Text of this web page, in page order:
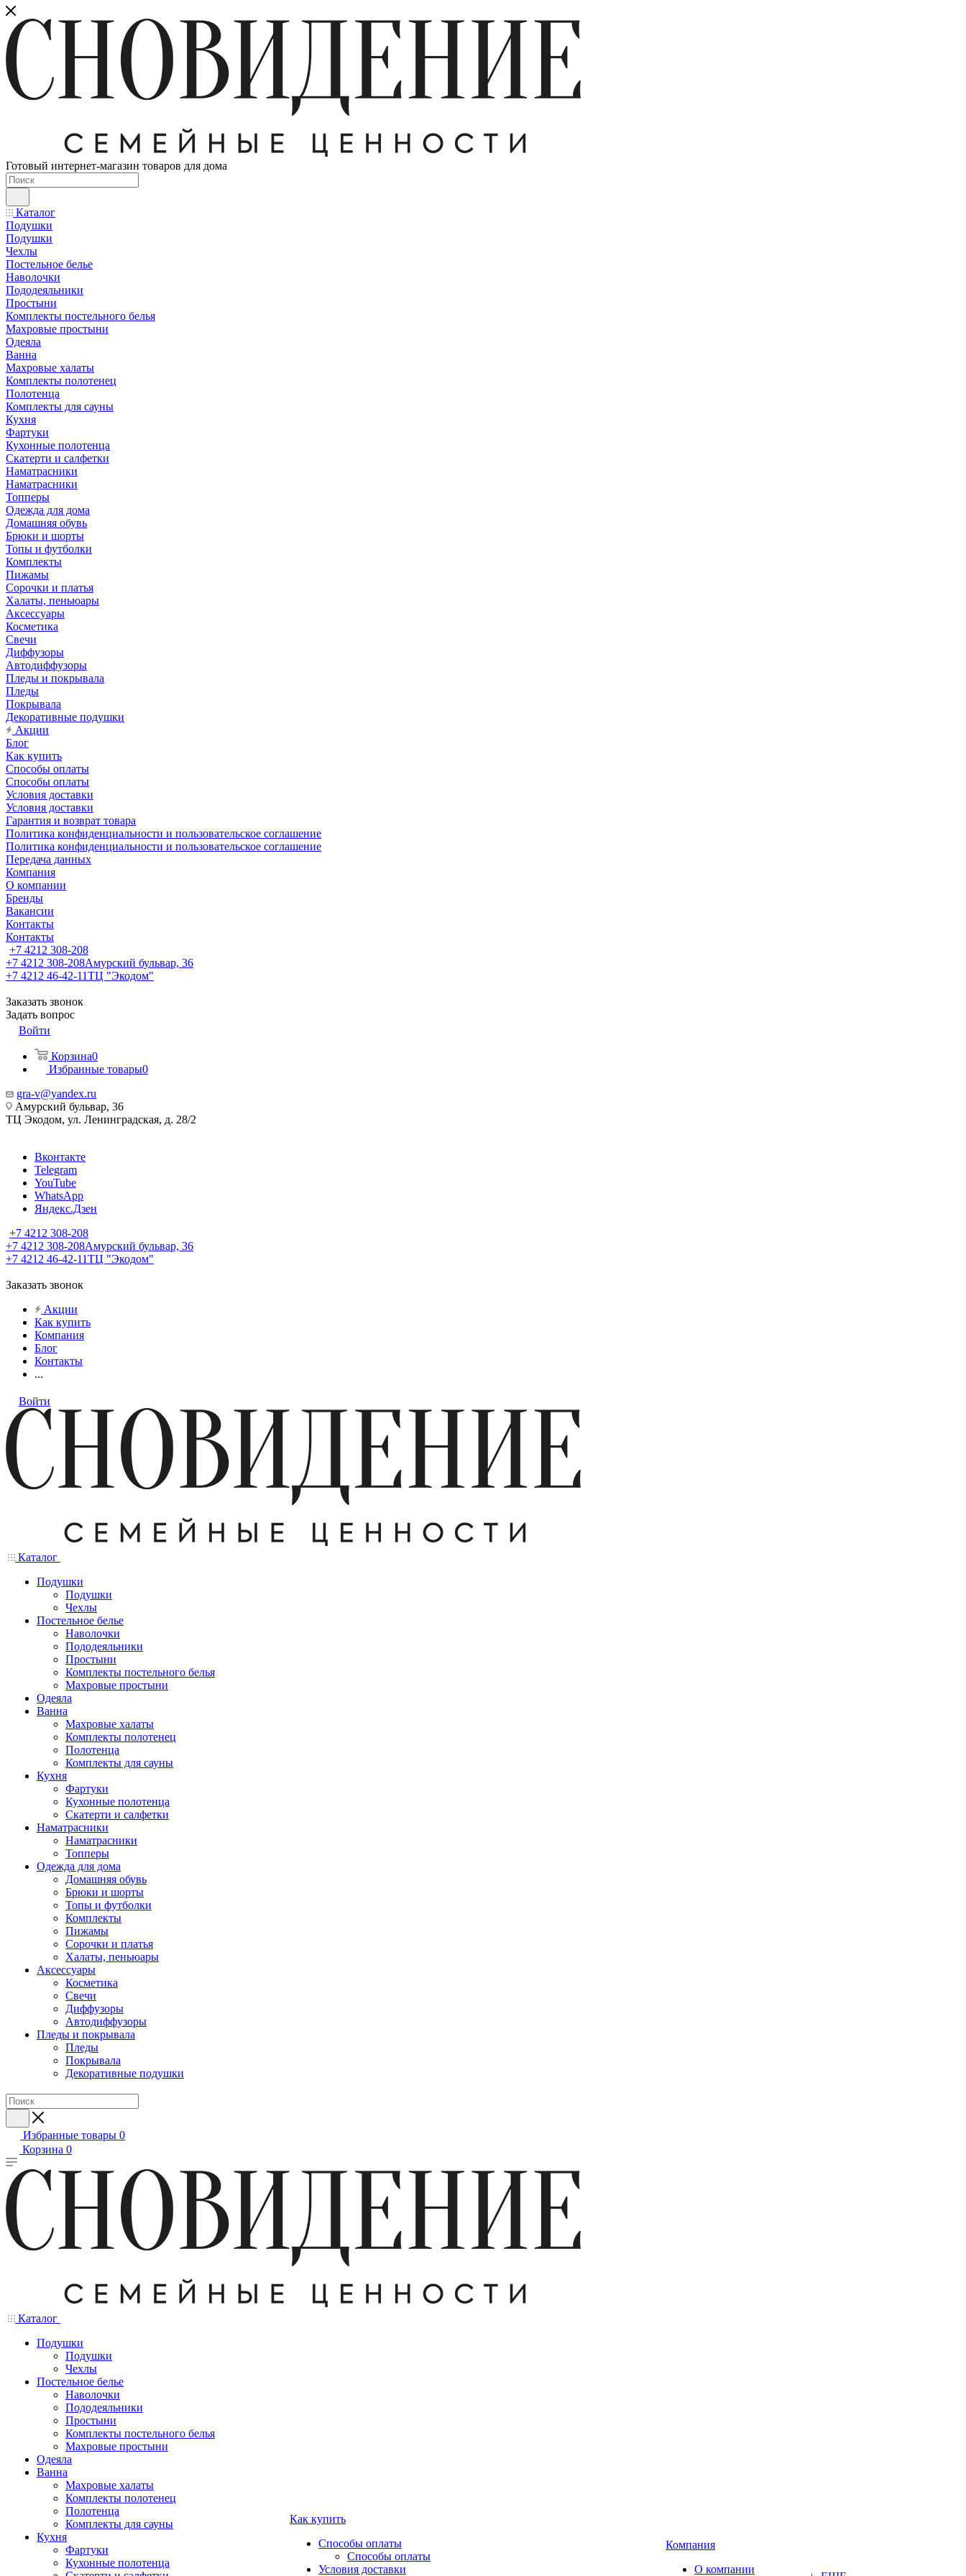
Готовый интернет-магазин товаров для дома
Каталог
Подушки
Подушки
Чехлы
Постельное белье
Наволочки
Пододеяльники
Простыни
Комплекты постельного белья
Махровые простыни
Одеяла
Ванна
Махровые халаты
Комплекты полотенец
Полотенца
Комплекты для сауны
Кухня
Фартуки
Кухонные полотенца
Скатерти и салфетки
Наматрасники
Наматрасники
Топперы
Одежда для дома
Домашняя обувь
Брюки и шорты
Топы и футболки
Комплекты
Пижамы
Сорочки и платья
Халаты, пеньюары
Аксессуары
Косметика
Свечи
Диффузоры
Автодиффузоры
Пледы и покрывала
Пледы
Покрывала
Декоративные подушки
Акции
Блог
Как купить
Способы оплаты
Способы оплаты
Условия доставки
Условия доставки
Гарантия и возврат товара
Политика конфиденциальности и пользовательское соглашение
Политика конфиденциальности и пользовательское соглашение
Передача данных
Компания
О компании
Бренды
Вакансии
Контакты
Контакты
+7 4212 308-208
+7 4212 308-208Амурский бульвар, 36
+7 4212 46-42-11ТЦ "Экодом"
Заказать звонок
Задать вопрос
Войти
Корзина0
Избранные товары0
gra-v@yandex.ru
Амурский бульвар, 36
ТЦ Экодом, ул. Ленинградская, д. 28/2
Вконтакте
Telegram
YouTube
WhatsApp
Яндекс.Дзен
+7 4212 308-208
+7 4212 308-208Амурский бульвар, 36
+7 4212 46-42-11ТЦ "Экодом"
Заказать звонок
Акции
Как купить
Компания
Блог
Контакты
...
Войти
Каталог
Подушки
Подушки
Чехлы
Постельное белье
Наволочки
Пододеяльники
Простыни
Комплекты постельного белья
Махровые простыни
Одеяла
Ванна
Махровые халаты
Комплекты полотенец
Полотенца
Комплекты для сауны
Кухня
Фартуки
Кухонные полотенца
Скатерти и салфетки
Наматрасники
Наматрасники
Топперы
Одежда для дома
Домашняя обувь
Брюки и шорты
Топы и футболки
Комплекты
Пижамы
Сорочки и платья
Халаты, пеньюары
Аксессуары
Косметика
Свечи
Диффузоры
Автодиффузоры
Пледы и покрывала
Пледы
Покрывала
Декоративные подушки
Избранные товары 0
Корзина 0
Каталог
Подушки
Подушки
Чехлы
Постельное белье
Наволочки
Пододеяльники
Простыни
Комплекты постельного белья
Махровые простыни
Одеяла
Ванна
Махровые халаты
Комплекты полотенец
Полотенца
Комплекты для сауны
Кухня
Фартуки
Кухонные полотенца
Как купить
Способы оплаты
Способы оплаты
Условия доставки
Компания
О компании